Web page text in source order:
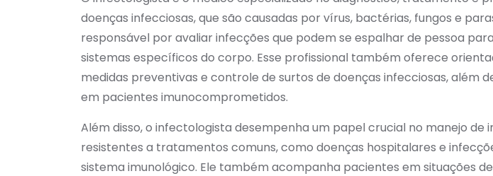
doenças infecciosas, que são causadas por vírus, bactérias, fungos e
responsável por avaliar infecções que podem se espalhar de pessoa
sistemas específicos do corpo. Esse profissional também oferece
medidas preventivas e controle de surtos de doenças infecciosas, além
em pacientes imunocomprometidos.
Além disso, o infectologista desempenha um papel crucial no manejo de
resistentes a tratamentos comuns, como doenças hospitalares e
sistema imunológico. Ele também acompanha pacientes em situações